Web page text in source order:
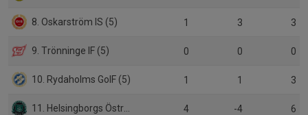
8. Oskarström IS (5) 1 3 3
9. Trönninge IF (5) 0 0 0
10. Rydaholms GoIF (5) 1 1 3
11. Helsingborgs Östra IF (6) 4 -4 6